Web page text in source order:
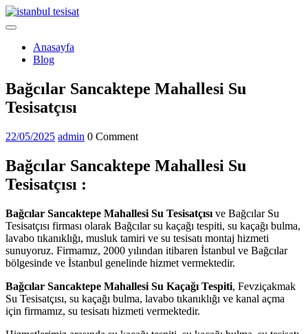
Skip
to
Open
Anasayfa
Blog
Close
Menu
Bağcılar Sancaktepe Mahallesi Su
Tesisatçısı
22/05/202522/05/2025
admin admin
0 Comment
Bağcılar Sancaktepe Mahallesi Su
Tesisatçısı :
Bağcılar Sancaktepe Mahallesi Su Tesisatçısı ve Bağcılar Su
Tesisatçısı firması olarak Bağcılar su kaçağı tespiti, su kaçağı bulma,
lavabo tıkanıklığı, musluk tamiri ve su tesisatı montaj hizmeti
sunuyoruz. Firmamız, 2000 yılından itibaren İstanbul ve Bağcılar
bölgesinde ve İstanbul genelinde hizmet vermektedir.
Bağcılar Sancaktepe Mahallesi Su Kaçağı Tespiti, Fevziçakmak
Su Tesisatçısı, su kaçağı bulma, lavabo tıkanıklığı ve kanal açma
için firmamız, su tesisatı hizmeti vermektedir.